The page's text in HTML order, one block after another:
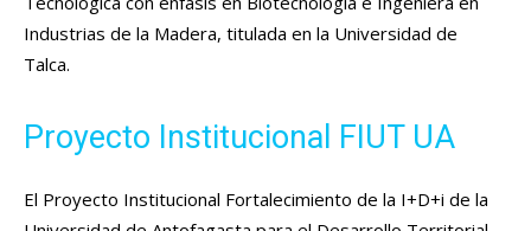
Industrias de la Madera, titulada en la Universidad de
Talca.
Proyecto Institucional FIUT UA
El Proyecto Institucional Fortalecimiento de la I+D+i de la